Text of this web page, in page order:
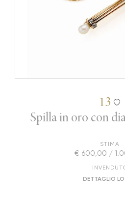
13
Spilla in oro con
STIMA
€ 600,00 /
DETTAGLIO